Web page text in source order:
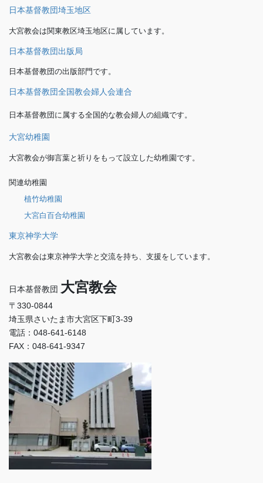
日本基督教団埼玉地区
大宮教会は関東教区埼玉地区に属しています。
日本基督教団出版局
日本基督教団の出版部門です。
日本基督教団全国教会婦人会連合
日本基督教団に属する全国的な教会婦人の組織です。
大宮幼稚園
大宮教会が御言葉と祈りをもって設立した幼稚園です。
関連幼稚園
植竹幼稚園
大宮白百合幼稚園
東京神学大学
大宮教会は東京神学大学と交流を持ち、支援をしています。
日本基督教団 大宮教会
〒330-0844
埼玉県さいたま市大宮区下町3-39
電話：048-641-6148
FAX：048-641-9347